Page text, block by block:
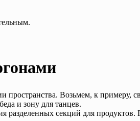
Возьмем, к примеру,
и зону для танцев.
секций для продуктов.